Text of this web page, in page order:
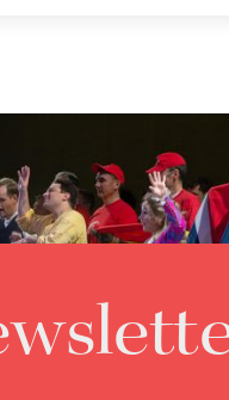
Bruns, Matthew